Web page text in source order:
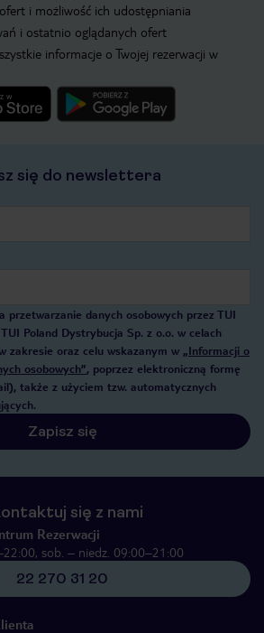
i możliwość ich udostępniania
i ostatnio oglądanych ofert
informacje o Twojej rezerwacji w
się do newslettera
przetwarzanie danych osobowych przez TUI
Poland Dystrybucja Sp. z o.o. w celach
zakresie oraz celu wskazanym w „Informacji o
osobowych”, poprzez elektroniczną formę
także z użyciem tzw. automatycznych
Zapisz się
się z nami
Rezerwacji
sob. – niedz. 09:00–21:00
22 270 31 20